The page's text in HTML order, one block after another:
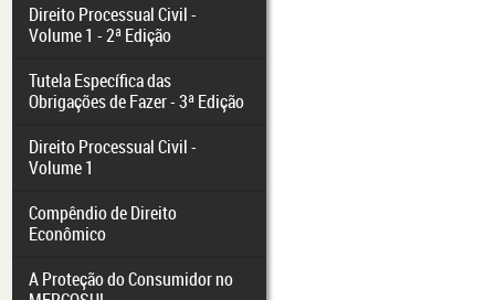
Direito Processual Civil -
Volume 1 - 2ª Edição
Tutela Específica das
Obrigações de Fazer - 3ª Edição
Direito Processual Civil -
Volume 1
Compêndio de Direito
Econômico
A Proteção do Consumidor no